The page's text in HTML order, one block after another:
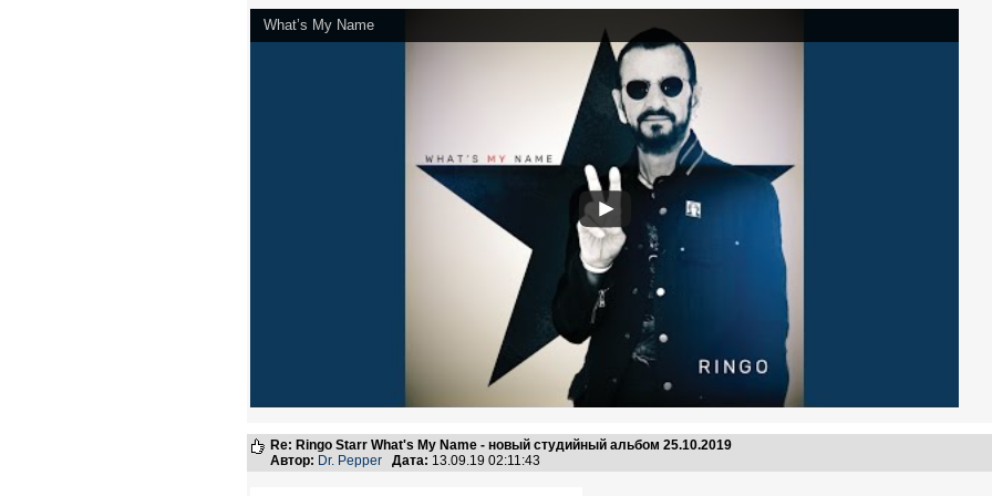
What’s My Name
Re: Ringo Starr What's My Name - новый студийный альбом 25.10.2019
Автор: Dr. Pepper Дата: 13.09.19 02:11:43